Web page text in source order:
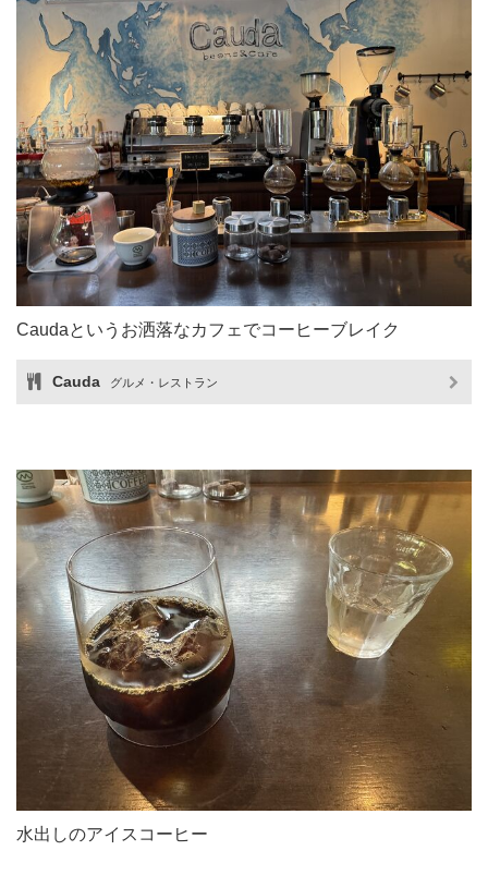
Caudaというお洒落なカフェでコーヒーブレイク
Cauda グルメ・レストラン
水出しのアイスコーヒー